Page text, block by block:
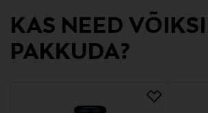
Givenchy S.A.
3 Avenue George V, 75008 Paris, France
KAS NEED
PAKKUDA?